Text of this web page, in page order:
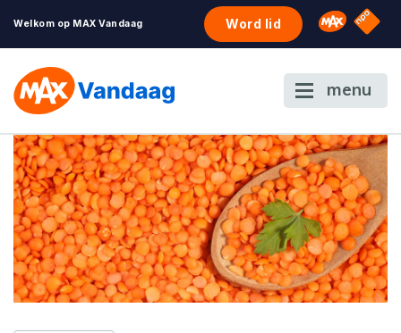
Welkom op MAX Vandaag Word lid Omroep
NPO
menu